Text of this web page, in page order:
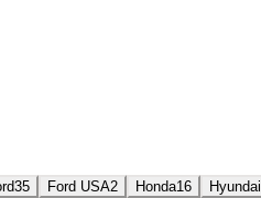
35 Ford USA2 Honda16 Hyundai